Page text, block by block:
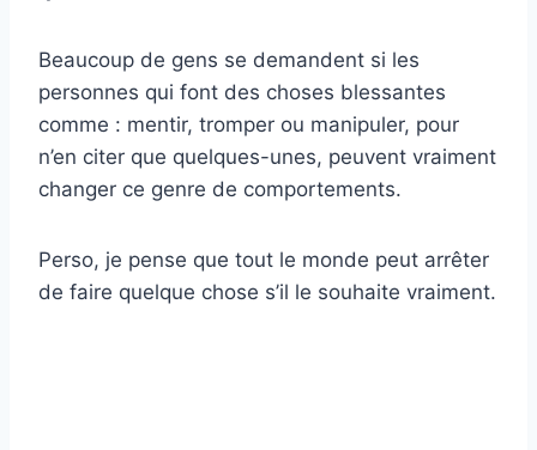
Beaucoup de gens se demandent si les
personnes qui font des choses blessantes
comme : mentir, tromper ou manipuler, pour
n’en citer que quelques-unes, peuvent vraiment
changer ce genre de comportements.
Perso, je pense que tout le monde peut arrêter
de faire quelque chose s’il le souhaite vraiment.